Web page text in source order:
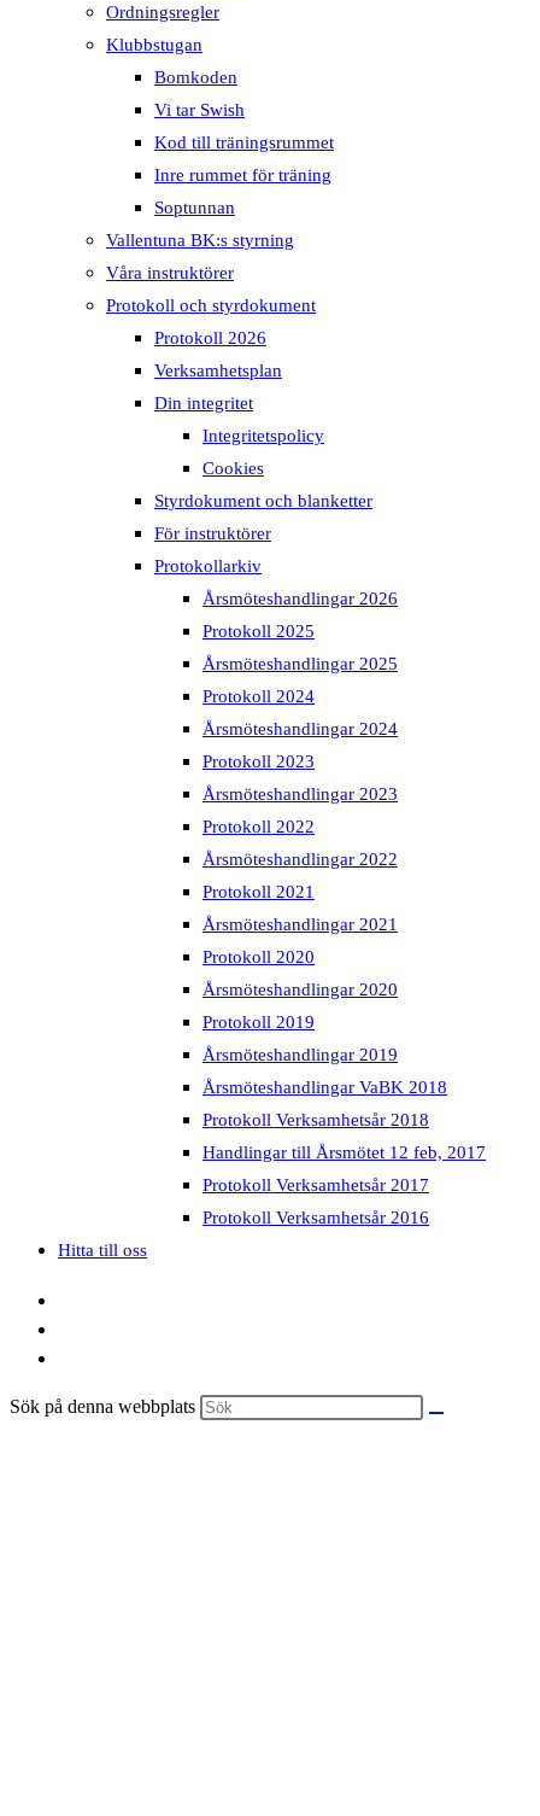
Ordningsregler
Klubbstugan
Bomkoden
Vi tar Swish
Kod till träningsrummet
Inre rummet för träning
Soptunnan
Vallentuna BK:s styrning
Våra instruktörer
Protokoll och styrdokument
Protokoll 2026
Verksamhetsplan
Din integritet
Integritetspolicy
Cookies
Styrdokument och blanketter
För instruktörer
Protokollarkiv
Årsmöteshandlingar 2026
Protokoll 2025
Årsmöteshandlingar 2025
Protokoll 2024
Årsmöteshandlingar 2024
Protokoll 2023
Årsmöteshandlingar 2023
Protokoll 2022
Årsmöteshandlingar 2022
Protokoll 2021
Årsmöteshandlingar 2021
Protokoll 2020
Årsmöteshandlingar 2020
Protokoll 2019
Årsmöteshandlingar 2019
Årsmöteshandlingar VaBK 2018
Protokoll Verksamhetsår 2018
Handlingar till Årsmötet 12 feb, 2017
Protokoll Verksamhetsår 2017
Protokoll Verksamhetsår 2016
Hitta till oss
Sök på denna webbplats